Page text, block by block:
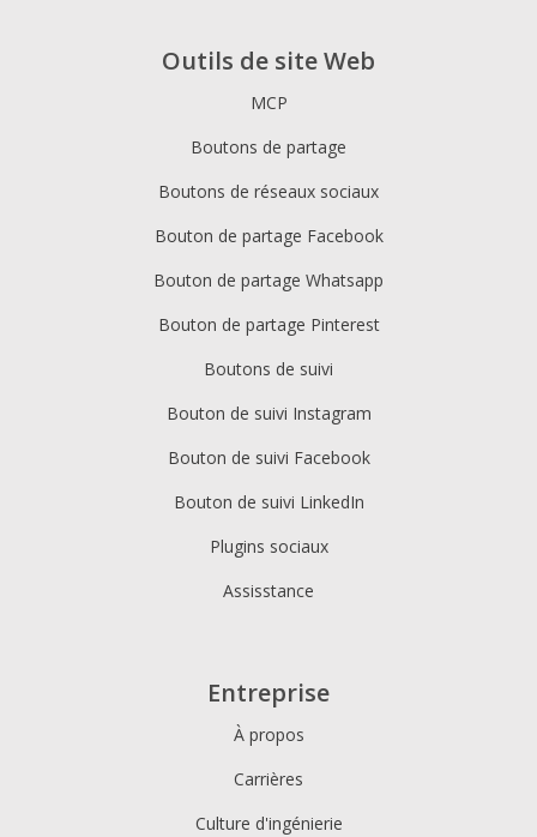
Outils de site Web
MCP
Boutons de partage
Boutons de réseaux sociaux
Bouton de partage Facebook
Bouton de partage Whatsapp
Bouton de partage Pinterest
Boutons de suivi
Bouton de suivi Instagram
Bouton de suivi Facebook
Bouton de suivi LinkedIn
Plugins sociaux
Assisstance
Entreprise
À propos
Carrières
Culture d'ingénierie